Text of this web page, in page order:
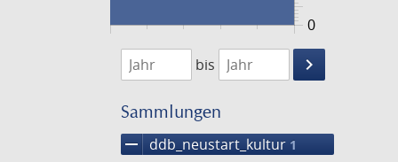
0
1474
1475
bis
keyboard_arrow_right
Suche
Sammlungen
remove ddb_neustart_kultur 1